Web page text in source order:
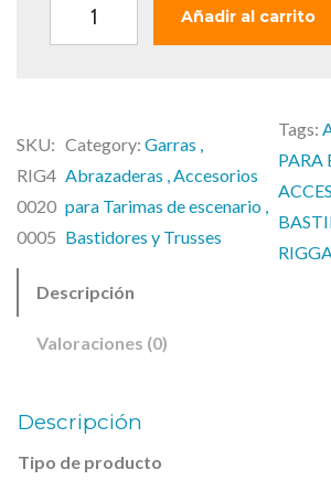
A
T
E
C
I
G
0
2
Añadir al carrito
SKU:
RIG4
0020
0005
Category:Garras ,
Abrazaderas , Accesorios
para Tarimas de escenario ,
Bastidores y Trusses
Tags:
PARA
Descripción
Valoraciones (0)
Descripción
Tipo de producto